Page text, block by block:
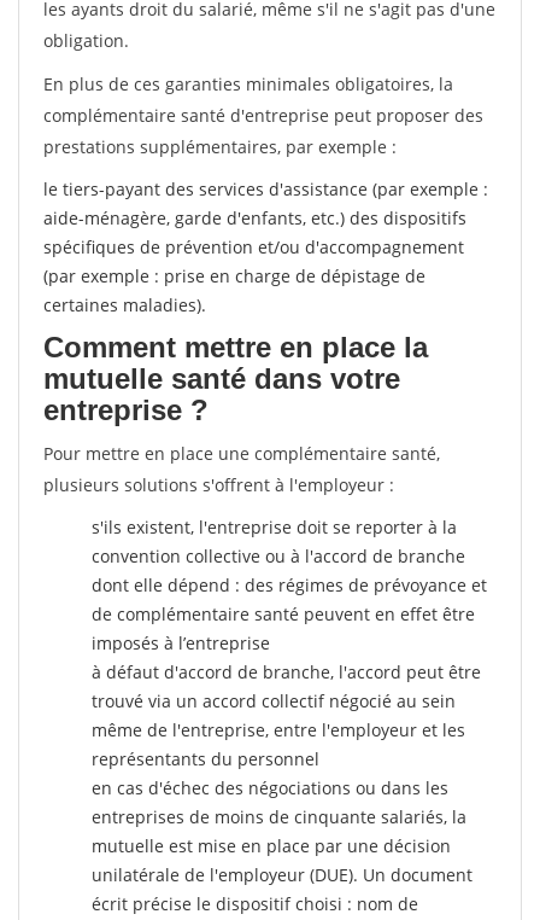
les ayants droit du salarié, même s'il ne s'agit pas d'une
obligation.
En plus de ces garanties minimales obligatoires, la
complémentaire santé d'entreprise peut proposer des
prestations supplémentaires, par exemple :
le tiers-payant des services d'assistance (par exemple :
aide-ménagère, garde d'enfants, etc.) des dispositifs
spécifiques de prévention et/ou d'accompagnement
(par exemple : prise en charge de dépistage de
certaines maladies).
Comment mettre en place la
mutuelle santé dans votre
entreprise ?
Pour mettre en place une complémentaire santé,
plusieurs solutions s'offrent à l'employeur :
s'ils existent, l'entreprise doit se reporter à la
convention collective ou à l'accord de branche
dont elle dépend : des régimes de prévoyance et
de complémentaire santé peuvent en effet être
imposés à l’entreprise
à défaut d'accord de branche, l'accord peut être
trouvé via un accord collectif négocié au sein
même de l'entreprise, entre l'employeur et les
représentants du personnel
en cas d'échec des négociations ou dans les
entreprises de moins de cinquante salariés, la
mutuelle est mise en place par une décision
unilatérale de l'employeur (DUE). Un document
écrit précise le dispositif choisi : nom de